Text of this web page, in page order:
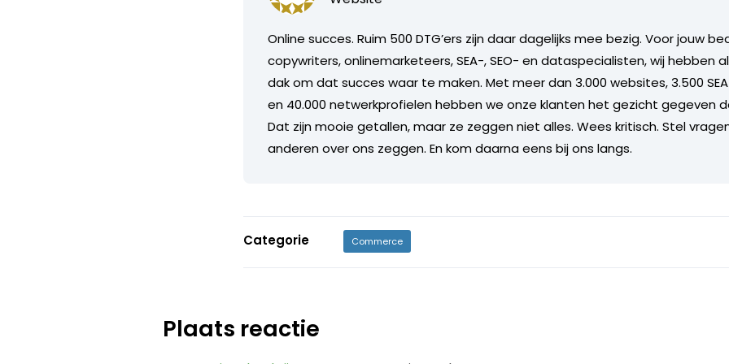
Online succes. Ruim 500 DTG’ers zijn daar dagelijks mee bezig. Voor jouw
copywriters, onlinemarketeers, SEA-, SEO- en dataspecialisten, wij hebben
dak om dat succes waar te maken. Met meer dan 3.000 websites, 3.500
en 40.000 netwerkprofielen hebben we onze klanten het gezicht gegeven
Dat zijn mooie getallen, maar ze zeggen niet alles. Wees kritisch. Stel
anderen over ons zeggen. En kom daarna eens bij ons langs.
Categorie Commerce
Plaats reactie